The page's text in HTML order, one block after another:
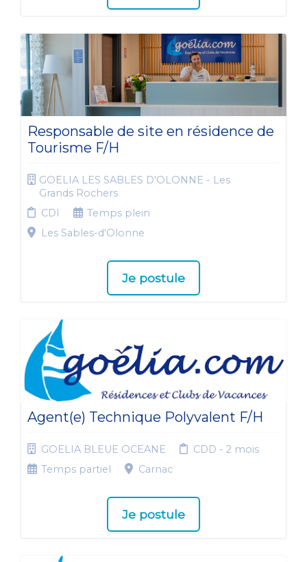
Responsable de site en résidence de
Tourisme F/H
GOELIA LES SABLES D'OLONNE - Les
Grands Rochers
CDI
Temps plein
Les Sables-d'Olonne
Je postule
Agent(e) Technique Polyvalent F/H
GOELIA BLEUE OCEANE
CDD - 2 mois
Temps partiel
Carnac
Je postule